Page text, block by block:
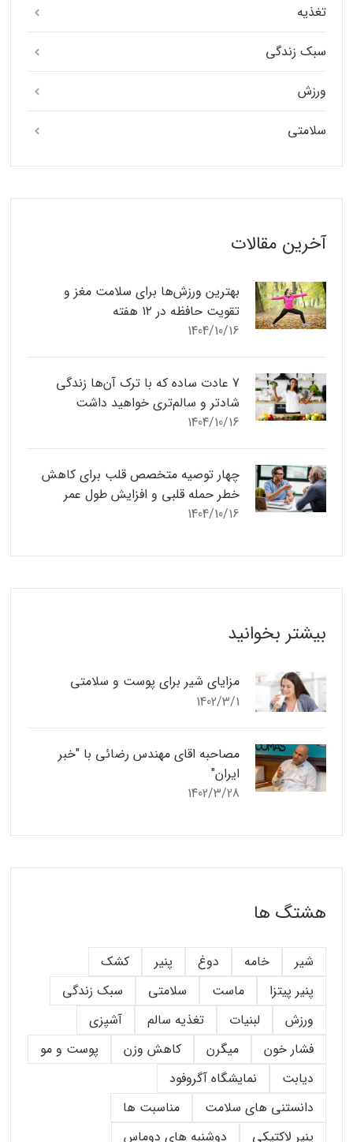
تغذیه
سبک زندگی
ورزش
سلامتی
آخرین مقالات
بهترین ورزش‌ها برای سلامت مغز و
تقویت حافظه در ۱۲ هفته
1404/10/16
7 عادت ساده که با ترک آن‌ها زندگی
شادتر و سالم‌تری خواهید داشت
1404/10/16
چهار توصیه متخصص قلب برای کاهش
خطر حمله قلبی و افزایش طول عمر
1404/10/16
بیشتر بخوانید
مزایای شیر برای پوست و سلامتی
1402/3/1
مصاحبه اقای مهندس رضائی با "خبر
ایران"
1402/3/28
هشتگ ها
شیر خامه دوغ پنیر
کشک
پنیر پیتزا
ماست سلامتی
سبک زندگی
ورزش
لبنیات تغذیه سالم
آشپزی
فشار خون
میگرن کاهش وزن
پوست و مو
دیابت
نمایشگاه آگروفود
دانستنی های سلامت
مناسبت ها
پنیر لاکتیکی
دوشنبه های دوماس